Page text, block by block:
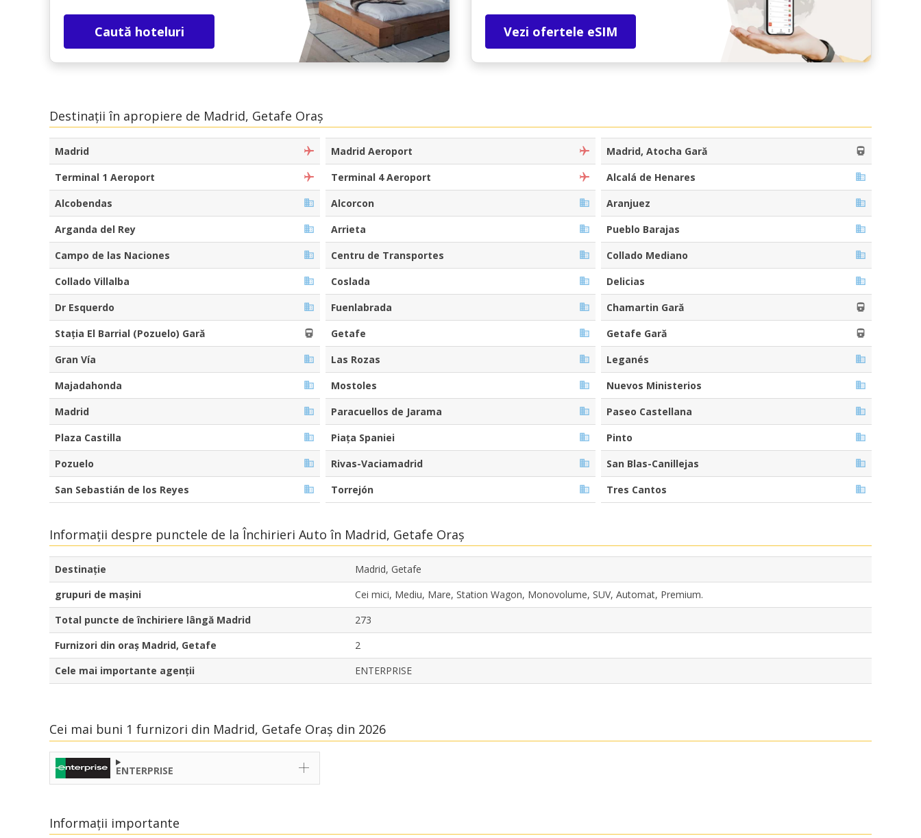
Caută hoteluri Vezi ofertele eSIM
Destinații în apropiere de Madrid, Getafe Oraș
Madrid Madrid Aeroport
Madrid, Atocha Gară
Terminal 1 Aeroport
Terminal 4 Aeroport
Alcalá de Henares
Alcobendas
Alcorcon
Aranjuez
Arganda del Rey
Arrieta
Pueblo Barajas
Campo de las Naciones
Centru de Transportes
Collado Mediano
Collado Villalba
Coslada
Delicias
Dr Esquerdo
Fuenlabrada
Chamartin Gară
Stația El Barrial (Pozuelo) Gară
Getafe
Getafe Gară
Gran Vía
Las Rozas
Leganés
Majadahonda
Mostoles
Nuevos Ministerios
Madrid
Paracuellos de Jarama
Paseo Castellana
Plaza Castilla
Piața Spaniei
Pinto
Pozuelo
Rivas-Vaciamadrid
San Blas-Canillejas
San Sebastián de los Reyes
Torrejón Tres Cantos
Informații despre punctele de la Închirieri Auto în Madrid, Getafe Oraș
Destinaţie
Madrid, Getafe
grupuri de mașini
Cei mici, Mediu, Mare, Station Wagon, Monovolume, SUV, Automat, Premium.
Total puncte de închiriere lângă Madrid
273
Furnizori din oraș Madrid, Getafe
2
Cele mai importante agenții
ENTERPRISE
Cei mai buni 1 furnizori din Madrid, Getafe Oraș din 2026
ENTERPRISE
Informații importante
Economii de top
Accesați ofertele exclusive ale furnizorilor
Autentificare cu eLink